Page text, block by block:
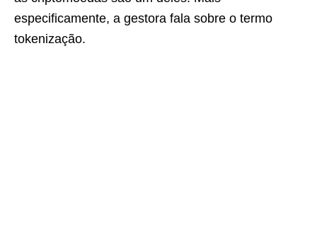
especificamente, a gestora fala sobre o termo
tokenização.